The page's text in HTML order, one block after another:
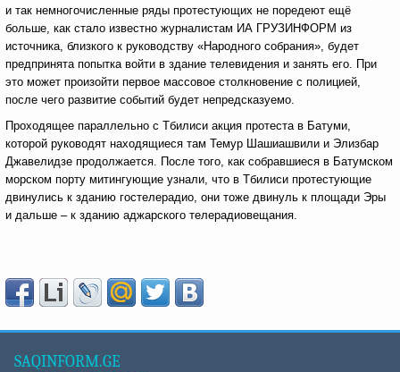
и так немногочисленные ряды протестующих не поредеют ещё
больше, как стало известно журналистам ИА ГРУЗИНФОРМ из
источника, близкого к руководству «Народного собрания», будет
предпринята попытка войти в здание телевидения и занять его. При
это может произойти первое массовое столкновение с полицией,
после чего развитие событий будет непредсказуемо.
Проходящее параллельно с Тбилиси акция протеста в Батуми,
которой руководят находящиеся там Темур Шашиашвили и Элизбар
Джавелидзе продолжается. После того, как собравшиеся в Батумском
морском порту митингующие узнали, что в Тбилиси протестующие
двинулись к зданию гостелерадио, они тоже двинуль к площади Эры
и дальше – к зданию аджарского телерадиовещания.
SAQINFORM.GE